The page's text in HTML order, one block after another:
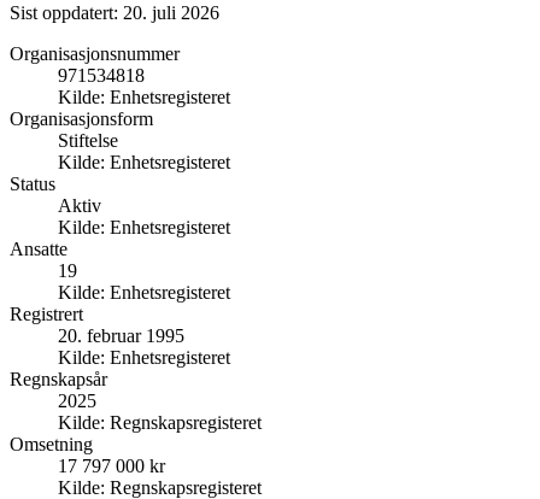
Sist oppdatert: 20. juli 2026
Organisasjonsnummer
971534818
Kilde: Enhetsregisteret
Organisasjonsform
Stiftelse
Kilde: Enhetsregisteret
Status
Aktiv
Kilde: Enhetsregisteret
Ansatte
19
Kilde: Enhetsregisteret
Registrert
20. februar 1995
Kilde: Enhetsregisteret
Regnskapsår
2025
Kilde: Regnskapsregisteret
Omsetning
17 797 000 kr
Kilde: Regnskapsregisteret